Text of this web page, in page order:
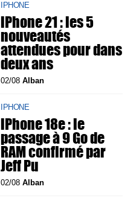
IPHONE
iPhone 21 : les 5
nouveautés
attendues pour dans
deux ans
02/08Alban
IPHONE
iPhone 18e : le
passage à 9 Go de
RAM confirmé par
Jeff Pu
02/08Alban